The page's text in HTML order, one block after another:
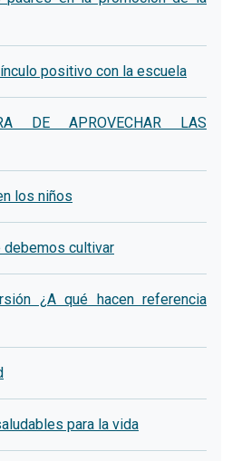
positivo con la escuela
DE APROVECHAR LAS
los niños
debemos cultivar
¿A qué hacen referencia
para la vida